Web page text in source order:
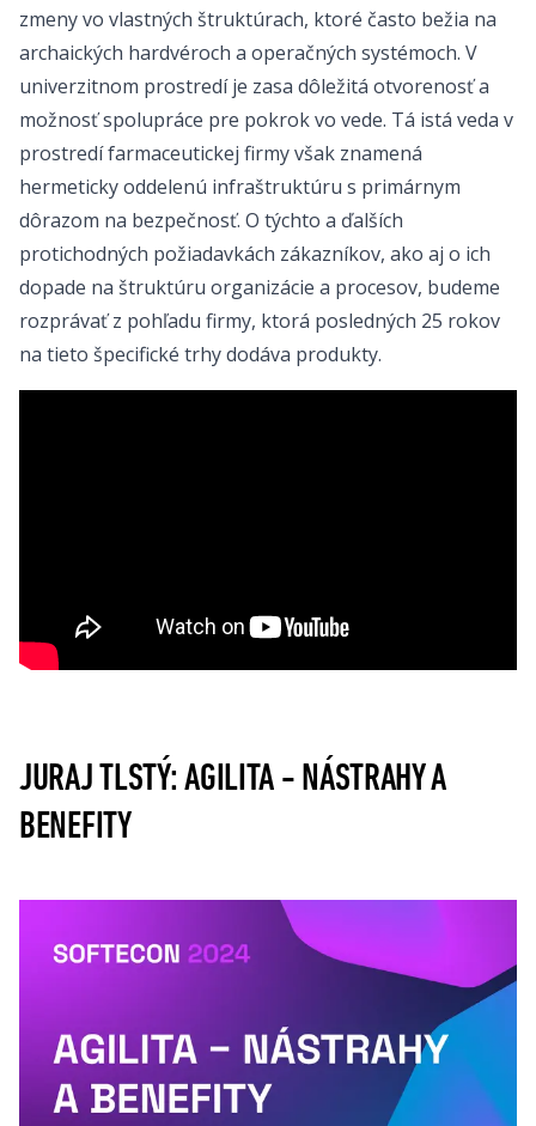
zmeny vo vlastných štruktúrach, ktoré často bežia na
archaických hardvéroch a operačných systémoch. V
univerzitnom prostredí je zasa dôležitá otvorenosť a
možnosť spolupráce pre pokrok vo vede. Tá istá veda v
prostredí farmaceutickej firmy však znamená
hermeticky oddelenú infraštruktúru s primárnym
dôrazom na bezpečnosť. O týchto a ďalších
protichodných požiadavkách zákazníkov, ako aj o ich
dopade na štruktúru organizácie a procesov, budeme
rozprávať z pohľadu firmy, ktorá posledných 25 rokov
na tieto špecifické trhy dodáva produkty.
JURAJ TLSTÝ: AGILITA - NÁSTRAHY A
BENEFITY